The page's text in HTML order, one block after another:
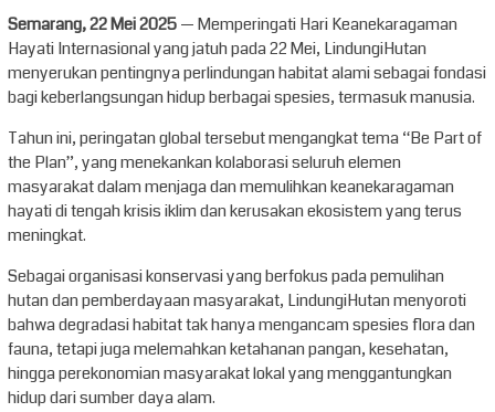
Semarang, 22 Mei 2025— Memperingati Hari Keanekaragaman
Hayati Internasional yang jatuh pada 22 Mei, LindungiHutan
menyerukan pentingnya perlindungan habitat alami sebagai fondasi
bagi keberlangsungan hidup berbagai spesies, termasuk manusia.
Tahun ini, peringatan global tersebut mengangkat tema “Be Part of
the Plan”, yang menekankan kolaborasi seluruh elemen
masyarakat dalam menjaga dan memulihkan keanekaragaman
hayati di tengah krisis iklim dan kerusakan ekosistem yang terus
meningkat.
Sebagai organisasi konservasi yang berfokus pada pemulihan
hutan dan pemberdayaan masyarakat, LindungiHutan menyoroti
bahwa degradasi habitat tak hanya mengancam spesies flora dan
fauna, tetapi juga melemahkan ketahanan pangan, kesehatan,
hingga perekonomian masyarakat lokal yang menggantungkan
hidup dari sumber daya alam.